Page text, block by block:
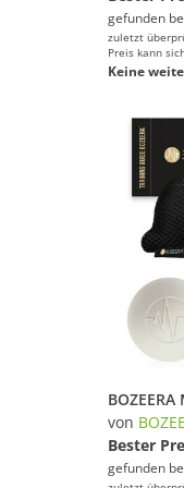
gefunden
zuletzt
Preis kann
Keine
von
Bester
gefunden